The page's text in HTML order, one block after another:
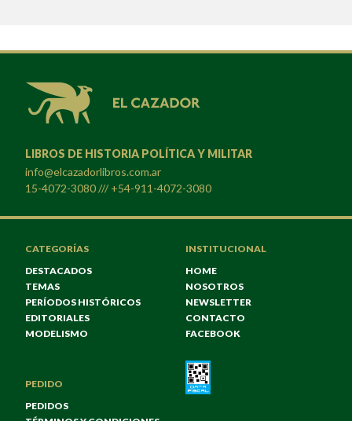
LIBROS DE HISTORIA POLÍTICA Y MILITAR
info@elcazadorlibros.com.ar
15-4072-3080 /// +54-911-4072-3080
CATEGORÍAS
DESTACADOS
TEMAS
PERÍODOS HISTÓRICOS
EDITORIALES
MODELISMO
INSTITUCIONAL
HOME
NOSOTROS
NEWSLETTER
CONTACTO
FACEBOOK
PEDIDO
PEDIDOS